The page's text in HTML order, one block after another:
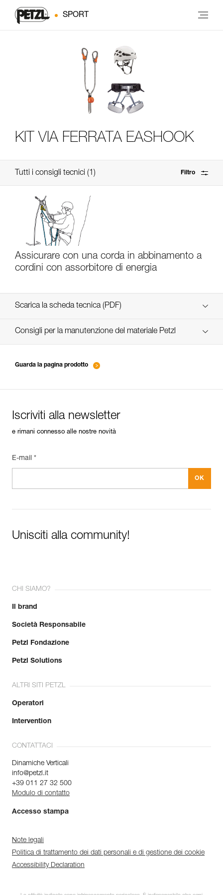
SPORT
KIT VIA FERRATA EASHOOK
Tutti i consigli tecnici 1 Filtro
Assicurare con una corda in abbinamento a
cordini con assorbitore di energia
Scarica la scheda tecnica (PDF)
Technical Notice
Technical Notice
Consigli per la manutenzione del materiale Petzl
entretien-casques-IT
Guarda la pagina prodotto
Iscriviti alla newsletter
e rimani connesso alle nostre novità
E-mail *
Unisciti alla community!
CHI SIAMO?
Il brand
Società Responsabile
Petzl Fondazione
Petzl Solutions
ALTRI SITI PETZL
Operatori
Intervention
CONTATTACI
Dinamiche Verticali
info@petzl.it
+39 011 27 32 500
Modulo di contatto
Accesso stampa
Note legali
Politica di trattamento dei dati personali e di gestione dei cookie
Accessibility Declaration